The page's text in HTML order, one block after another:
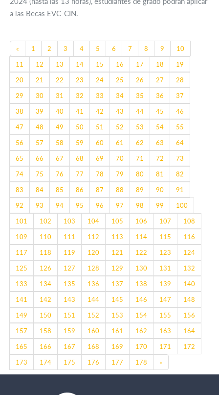
a las Becas EVC-CIN.
« Previous
1 2 3 4 5 6 7 8 9
10
11
12 13 14 15 16 17 18
19
20
21 22 23 24 25 26 27
28
29
30 31 32 33 34 35 36
37
38
39 40 41 42 43 44 45
46
47
48 49 50 51 52 53 54
55
56
57 58 59 60 61 62 63
64
65
66 67 68 69 70 71 72
73
74
75 76 77 78 79 80 81
82
83
84 85 86 87 88 89 90
91
92
93 94 95 96 97 98 99
100
101
102 103 104 105 106 107
108
109
110 111 112 113 114 115
116
117
118 119 120 121 122 123
124
125
126 127 128 129 130 131
132
133
134 135 136 137 138 139
140
141
142 143 144 145 146 147
148
149
150 151 152 153 154 155
156
157
158 159 160 161 162 163
164
165
166 167 168 169 170 171
172
173
174 175 176 177 178 »